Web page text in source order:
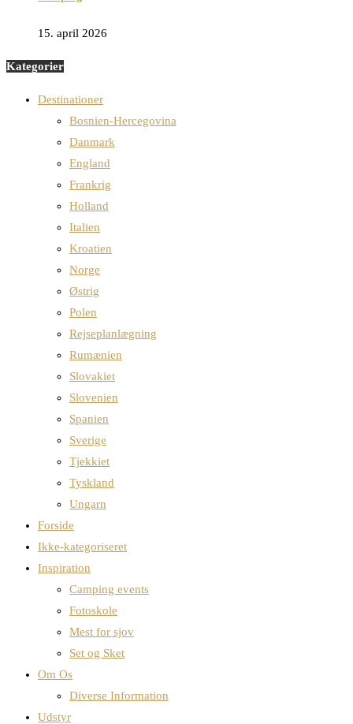
15. april 2026
Kategorier
Destinationer
Bosnien-Hercegovina
Danmark
England
Frankrig
Holland
Italien
Kroatien
Norge
Østrig
Polen
Rejseplanlægning
Rumænien
Slovakiet
Slovenien
Spanien
Sverige
Tjekkiet
Tyskland
Ungarn
Forside
Ikke-kategoriseret
Inspiration
Camping events
Fotoskole
Mest for sjov
Set og Sket
Om Os
Diverse Information
Udstyr